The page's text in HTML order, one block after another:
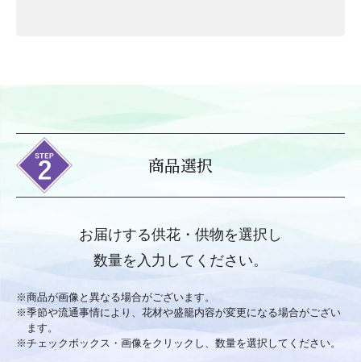
商品選択
お届けする供花・供物を選択し
数量を入力してください。
※商品が画像と異なる場合がございます。
※季節や流通事情により、花材や盛籠内容が変更になる場合がござい
ます。
※チェックボックス・画像をクリックし、数量を選択してください。